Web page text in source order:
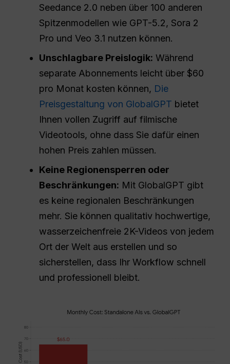
Seedance 2.0 neben über 100 anderen
Spitzenmodellen wie GPT-5.2, Sora 2
Pro und Veo 3.1 nutzen können.
Unschlagbare Preislogik: Während
separate Abonnements leicht über $60
pro Monat kosten können, Die
Preisgestaltung von GlobalGPT bietet
Ihnen vollen Zugriff auf filmische
Videotools, ohne dass Sie dafür einen
hohen Preis zahlen müssen.
Keine Regionensperren oder
Beschränkungen: Mit GlobalGPT gibt
es keine regionalen Beschränkungen
mehr. Sie können qualitativ hochwertige,
wasserzeichenfreie 2K-Videos von jedem
Ort der Welt aus erstellen und so
sicherstellen, dass Ihr Workflow schnell
und professionell bleibt.